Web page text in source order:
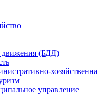
движения (БДД)
управление